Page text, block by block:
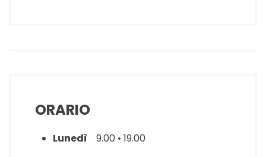
ORARIO
Lunedì
9.00 • 19.00